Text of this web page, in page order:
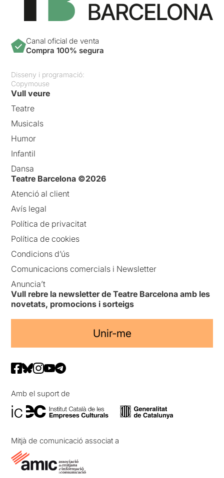
Canal oficial de venta
Compra 100% segura
Disseny i programació:
Copymouse
Vull veure
Teatre
Musicals
Humor
Infantil
Dansa
Teatre Barcelona ©2026
Atenció al client
Avís legal
Política de privacitat
Política de cookies
Condicions d’ús
Comunicacions comercials i Newsletter
Anuncia’t
Vull rebre la newsletter de Teatre Barcelona amb les
novetats, promocions i sorteigs
Unir-me
Amb el suport de
Mitjà de comunicació associat a